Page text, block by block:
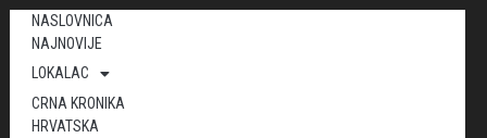
NASLOVNICA
NAJNOVIJE
LOKALAC
CRNA KRONIKA
HRVATSKA